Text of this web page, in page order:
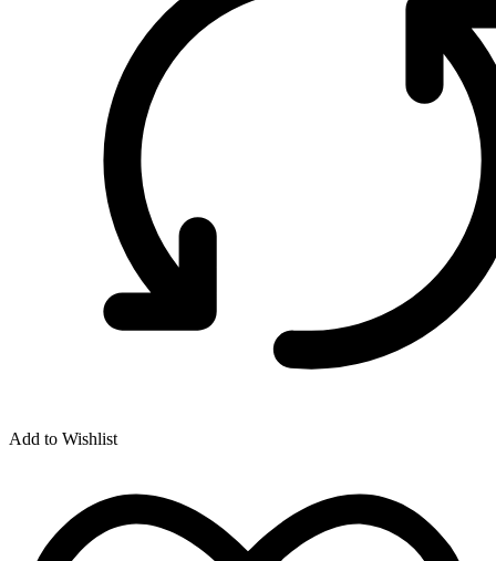
Add to Wishlist